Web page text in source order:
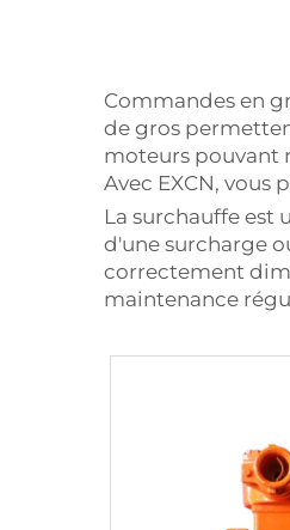
Commandes en
de gros
moteurs pouvant
Avec EXCN,
La surchauffe est
d'une surcharge
correctement
maintenance